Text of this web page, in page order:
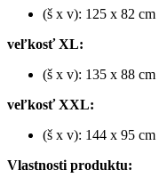
(š x v): 125 x 82 cm
veľkosť XL:
(š x v): 135 x 88 cm
veľkosť XXL:
(š x v): 144 x 95 cm
Vlastnosti produktu: